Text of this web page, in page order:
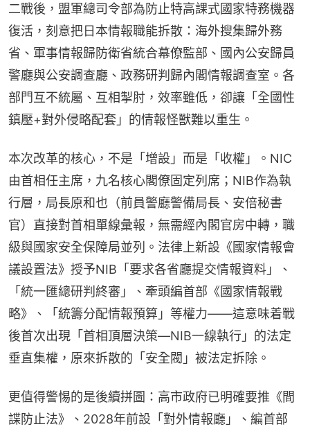
二戰後，盟軍總司令部為防止特高課式國家特務機器
復活，刻意把日本情報職能拆散：海外搜集歸外務
省、軍事情報歸防衛省統合幕僚監部、國內公安歸員
警廳與公安調查廳、政務研判歸內閣情報調查室。各
部門互不統屬、互相掣肘，效率雖低，卻讓「全國性
鎮壓+對外侵略配套」的情報怪獸難以重生。
本次改革的核心，不是「增設」而是「收權」。NIC
由首相任主席，九名核心閣僚固定列席；NIB作為執
行層，局長原和也（前員警廳警備局長、安倍秘書
官）直接對首相單線彙報，無需經內閣官房中轉，職
級與國家安全保障局並列。法律上新設《國家情報會
議設置法》授予NIB「要求各省廳提交情報資料」、
「統一匯總研判終審」、牽頭編首部《國家情報戰
略》、「統籌分配情報預算」等權力——這意味着戰
後首次出現「首相頂層決策—NIB一線執行」的法定
垂直集權，原來拆散的「安全閥」被法定拆除。
更值得警惕的是後續拼圖：高市政府已明確要推《間
諜防止法》、2028年前設「對外情報廳」、編首部